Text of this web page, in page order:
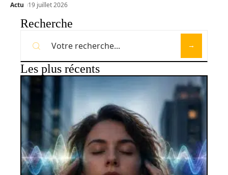
Actu 19 juillet 2026
Recherche
Les plus récents